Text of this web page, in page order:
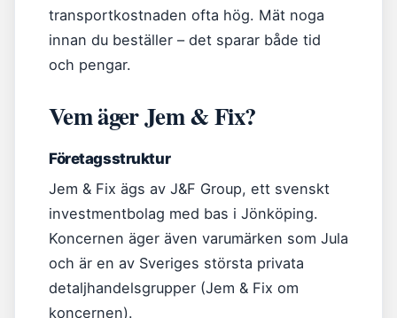
transportkostnaden ofta hög. Mät noga
innan du beställer – det sparar både tid
och pengar.
Vem äger Jem & Fix?
Företagsstruktur
Jem & Fix ägs av J&F Group, ett svenskt
investmentbolag med bas i Jönköping.
Koncernen äger även varumärken som Jula
och är en av Sveriges största privata
detaljhandelsgrupper (Jem & Fix om
koncernen).